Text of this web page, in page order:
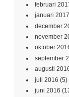
februari
januari 2017
december
november
oktober
september
augusti
juli 2016 (5)
juni 2016